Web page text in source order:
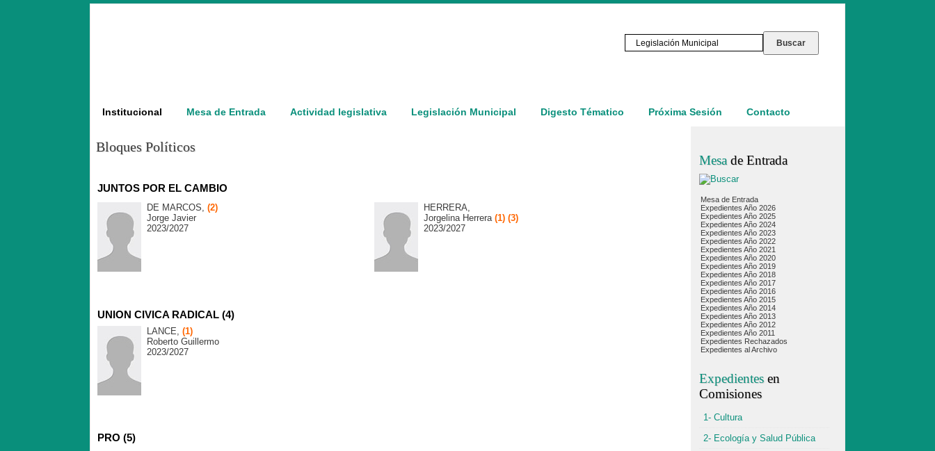
Institucional Mesa de Entrada Actividad legislativa Legislación Municipal Digesto Tématico Próxima Sesión Contacto
Bloques Políticos
JUNTOS POR EL CAMBIO
DE MARCOS, (2)
Jorge Javier
2023/2027
HERRERA,
Jorgelina Herrera (1) (3)
2023/2027
UNION CIVICA RADICAL (4)
LANCE, (1)
Roberto Guillermo
2023/2027
PRO (5)
Mesa de Entrada
Mesa de Entrada
Expedientes Año 2026
Expedientes Año 2025
Expedientes Año 2024
Expedientes Año 2023
Expedientes Año 2022
Expedientes Año 2021
Expedientes Año 2020
Expedientes Año 2019
Expedientes Año 2018
Expedientes Año 2017
Expedientes Año 2016
Expedientes Año 2015
Expedientes Año 2014
Expedientes Año 2013
Expedientes Año 2012
Expedientes Año 2011
Expedientes Rechazados
Expedientes al Archivo
Expedientesen
Comisiones
1- Cultura
2- Ecología y Salud Pública